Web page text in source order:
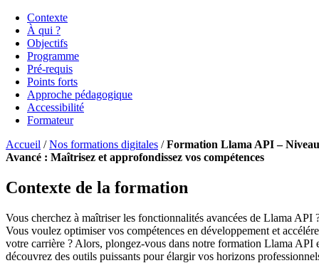
Contexte
À qui ?
Objectifs
Programme
Pré-requis
Points forts
Approche pédagogique
Accessibilité
Formateur
Accueil /Nos formations digitales /Formation Llama API – Niveau
Avancé : Maîtrisez et approfondissez vos compétences
Contexte de la formation
Vous cherchez à maîtriser les fonctionnalités avancées de Llama API
Vous voulez optimiser vos compétences en développement et
votre carrière ? Alors, plongez-vous dans notre formation Llama API
découvrez des outils puissants pour élargir vos horizons